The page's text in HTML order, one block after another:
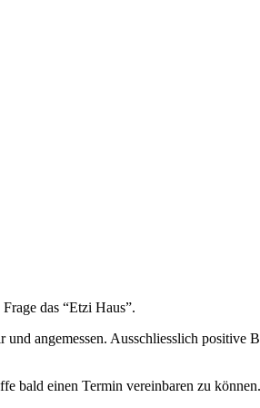
das “Etzi Haus”.
angemessen. Ausschliesslich positive
bald einen Termin vereinbaren zu können.